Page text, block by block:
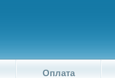
Оплата